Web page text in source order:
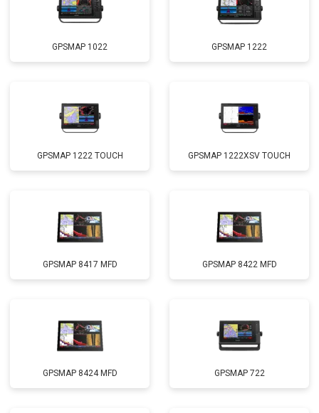
GPSMAP 1022 GPSMAP 1222
GPSMAP 1222 TOUCH GPSMAP 1222XSV TOUCH
GPSMAP 8417 MFD GPSMAP 8422 MFD
GPSMAP 8424 MFD GPSMAP 722